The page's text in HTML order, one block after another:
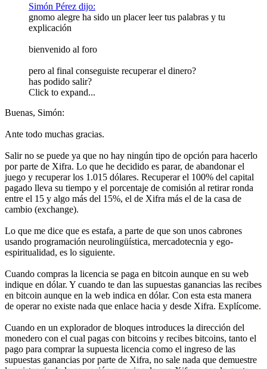
Simón Pérez dijo:
gnomo alegre ha sido un placer leer tus palabras y tu
explicación
bienvenido al foro
pero al final conseguiste recuperar el dinero?
has podido salir?
Click to expand...
Buenas, Simón:
Ante todo muchas gracias.
Salir no se puede ya que no hay ningún tipo de opción para hacerlo
por parte de Xifra. Lo que he decidido es parar, de abandonar el
juego y recuperar los 1.015 dólares. Recuperar el 100% del capital
pagado lleva su tiempo y el porcentaje de comisión al retirar ronda
entre el 15 y algo más del 15%, el de Xifra más el de la casa de
cambio (exchange).
Lo que me dice que es estafa, a parte de que son unos cabrones
usando programación neurolingüística, mercadotecnia y ego-
espiritualidad, es lo siguiente.
Cuando compras la licencia se paga en bitcoin aunque en su web
indique en dólar. Y cuando te dan las supuestas ganancias las recibes
en bitcoin aunque en la web indica en dólar. Con esta esta manera
de operar no existe nada que enlace hacia y desde Xifra. Explícome.
Cuando en un explorador de bloques introduces la dirección del
monedero con el cual pagas con bitcoins y recibes bitcoins, tanto el
pago para comprar la supuesta licencia como el ingreso de las
supuestas ganancias por parte de Xifra, no sale nada que demuestre